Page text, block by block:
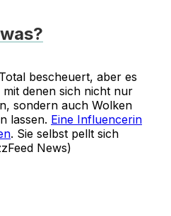
bescheuert, aber es
denen sich nicht nur
sondern auch Wolken
lassen. Eine Influencerin
. Sie selbst pellt sich
News)